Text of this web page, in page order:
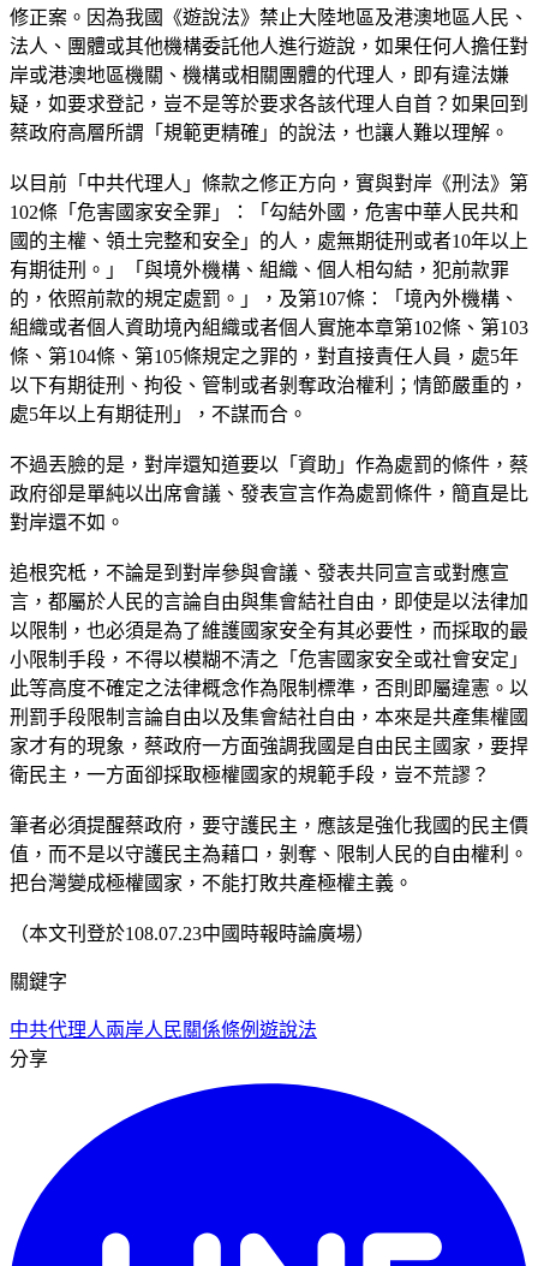
修正案。因為我國《遊說法》禁止大陸地區及港澳地區人民、
法人、團體或其他機構委託他人進行遊說，如果任何人擔任對
岸或港澳地區機關、機構或相關團體的代理人，即有違法嫌
疑，如要求登記，豈不是等於要求各該代理人自首？如果回到
蔡政府高層所謂「規範更精確」的說法，也讓人難以理解。
以目前「中共代理人」條款之修正方向，實與對岸《刑法》第
102條「危害國家安全罪」：「勾結外國，危害中華人民共和
國的主權、領土完整和安全」的人，處無期徒刑或者10年以上
有期徒刑。」「與境外機構、組織、個人相勾結，犯前款罪
的，依照前款的規定處罰。」，及第107條：「境內外機構、
組織或者個人資助境內組織或者個人實施本章第102條、第103
條、第104條、第105條規定之罪的，對直接責任人員，處5年
以下有期徒刑、拘役、管制或者剝奪政治權利；情節嚴重的，
處5年以上有期徒刑」，不謀而合。
不過丟臉的是，對岸還知道要以「資助」作為處罰的條件，蔡
政府卻是單純以出席會議、發表宣言作為處罰條件，簡直是比
對岸還不如。
追根究柢，不論是到對岸參與會議、發表共同宣言或對應宣
言，都屬於人民的言論自由與集會結社自由，即使是以法律加
以限制，也必須是為了維護國家安全有其必要性，而採取的最
小限制手段，不得以模糊不清之「危害國家安全或社會安定」
此等高度不確定之法律概念作為限制標準，否則即屬違憲。以
刑罰手段限制言論自由以及集會結社自由，本來是共產集權國
家才有的現象，蔡政府一方面強調我國是自由民主國家，要捍
衛民主，一方面卻採取極權國家的規範手段，豈不荒謬？
筆者必須提醒蔡政府，要守護民主，應該是強化我國的民主價
值，而不是以守護民主為藉口，剝奪、限制人民的自由權利。
把台灣變成極權國家，不能打敗共產極權主義。
（本文刊登於108.07.23中國時報時論廣場）
關鍵字
中共代理人兩岸人民關係條例 遊說法
分享